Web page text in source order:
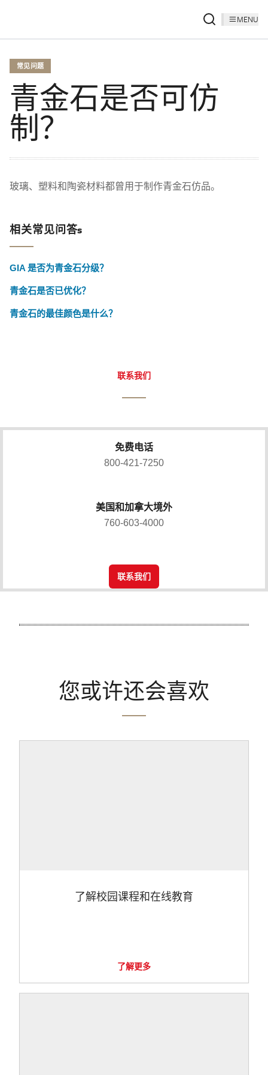
MENU
常见问题
青金石是否可仿
制？
玻璃、塑料和陶瓷材料都曾用于制作青金石仿品。
相关常见问答s
GIA 是否为青金石分级？
青金石是否已优化？
青金石的最佳颜色是什么？
联系我们
免费电话
800-421-7250
美国和加拿大境外
760-603-4000
联系我们
您或许还会喜欢
了解校园课程和在线教育
了解更多